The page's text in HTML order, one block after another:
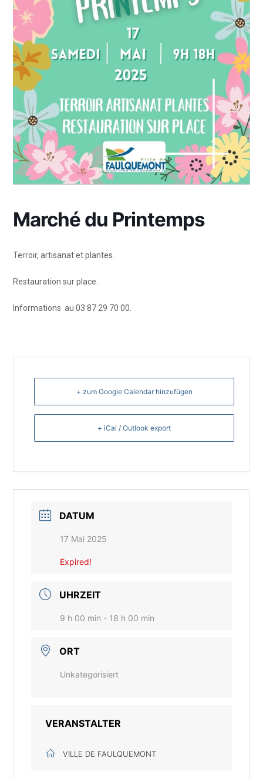
Marché du Printemps
Terroir, artisanat et plantes.
Restauration sur place.
Informations au 03 87 29 70 00.
+ zum Google Calendar hinzufügen
+ iCal / Outlook export
DATUM
17 Mai 2025
Expired!
UHRZEIT
9 h 00 min - 18 h 00 min
ORT
Unkategorisiert
VERANSTALTER
VILLE DE FAULQUEMONT